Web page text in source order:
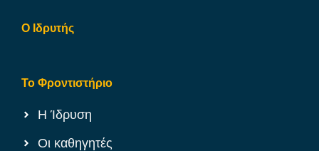
Ο Ιδρυτής
Το Φροντιστήριο
Η Ίδρυση
Οι καθηγητές